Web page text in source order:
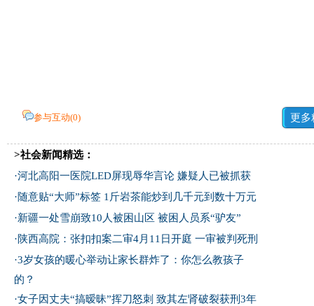
参与互动(0) 更多
>社会新闻精选：
·河北高阳一医院LED屏现辱华言论 嫌疑人已被抓获
·随意贴“大师”标签 1斤岩茶能炒到几千元到数十万元
·新疆一处雪崩致10人被困山区 被困人员系“驴友”
·陕西高院：张扣扣案二审4月11日开庭 一审被判死刑
·3岁女孩的暖心举动让家长群炸了：你怎么教孩子
的？
·女子因丈夫“搞暧昧”挥刀怒刺 致其左肾破裂获刑3年